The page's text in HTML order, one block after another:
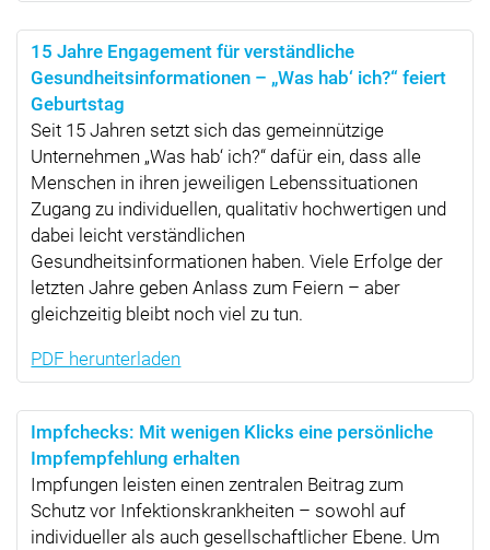
15 Jahre Engagement für verständliche
Gesundheitsinformationen – „Was hab‘ ich?“ feiert
Geburtstag
Seit 15 Jahren setzt sich das gemeinnützige
Unternehmen „Was hab‘ ich?“ dafür ein, dass alle
Menschen in ihren jeweiligen Lebenssituationen
Zugang zu individuellen, qualitativ hochwertigen und
dabei leicht verständlichen
Gesundheitsinformationen haben. Viele Erfolge der
letzten Jahre geben Anlass zum Feiern – aber
gleichzeitig bleibt noch viel zu tun.
PDF herunterladen
Impfchecks: Mit wenigen Klicks eine persönliche
Impfempfehlung erhalten
Impfungen leisten einen zentralen Beitrag zum
Schutz vor Infektionskrankheiten – sowohl auf
individueller als auch gesellschaftlicher Ebene. Um